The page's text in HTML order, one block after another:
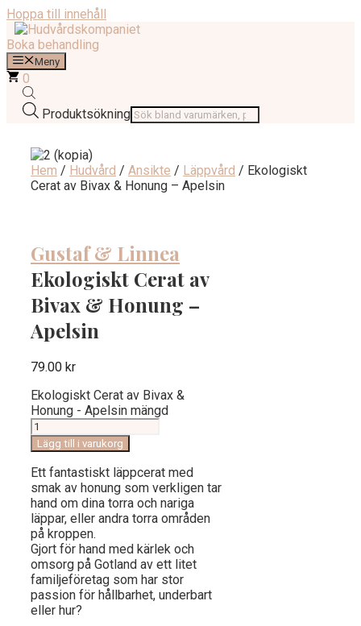
Hoppa till innehåll
Boka behandling
Meny
0
Produktsökning
Hem / Hudvård / Ansikte / Läppvård / Ekologiskt
Cerat av Bivax & Honung – Apelsin
Gustaf & Linnea
Ekologiskt Cerat av
Bivax & Honung –
Apelsin
79.00 kr
Ekologiskt Cerat av Bivax &
Honung - Apelsin mängd
Lägg till i varukorg
Ett fantastiskt läppcerat med
smak av honung som verkligen tar
hand om dina torra och nariga
läppar, eller andra torra områden
på kroppen.
Gjort för hand med kärlek och
omsorg på Gotland av ett litet
familjeföretag som har stor
passion för hållbarhet, underbart
eller hur?